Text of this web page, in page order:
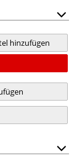
hinzufügen